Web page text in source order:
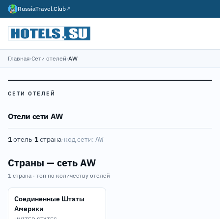
RussiaTravel.Club↗
Главная›Сети отелей›AW
СЕТИ ОТЕЛЕЙ
Отели сети AW
1отель·1страна·код сети: AW
Страны — сеть AW
1 страна · топ по количеству отелей
Соединенные Штаты
Америки